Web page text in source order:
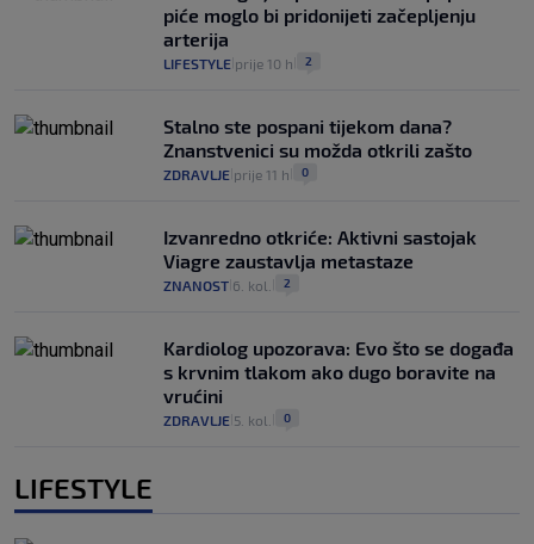
piće moglo bi pridonijeti začepljenju
arterija
LIFESTYLE prije 10 h 2
Stalno ste pospani tijekom dana?
Znanstvenici su možda otkrili zašto
ZDRAVLJE prije 11 h 0
Izvanredno otkriće: Aktivni sastojak
Viagre zaustavlja metastaze
ZNANOST 6. kol. 2
Kardiolog upozorava: Evo što se događa
s krvnim tlakom ako dugo boravite na
vrućini
ZDRAVLJE 5. kol. 0
LIFESTYLE